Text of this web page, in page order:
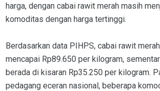
harga, dengan cabai rawit merah masih
komoditas dengan harga tertinggi.
Berdasarkan data PIHPS, cabai rawit
mencapai Rp89.650 per kilogram,
berada di kisaran Rp35.250 per kilogram.
pedagang eceran nasional, beberapa